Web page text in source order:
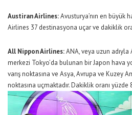
Austiran Airlines:Avusturya’nın en büyük
Airlines 37 destinasyona uçar ve dakiklik
All Nippon Airlines:ANA, veya uzun
merkezi Tokyo’da bulunan bir Japon hava
varış noktasına ve Asya, Avrupa ve Kuzey
noktasına uçmaktadır. Dakiklik oranı yüzde